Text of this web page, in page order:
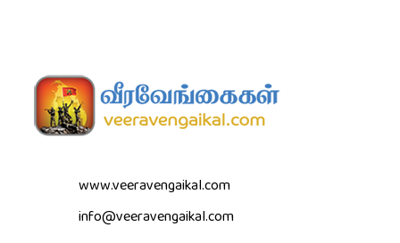
www.veeravengaikal.com
info@veeravengaikal.com